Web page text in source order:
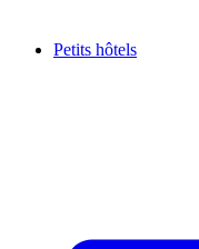
Petits hôtels